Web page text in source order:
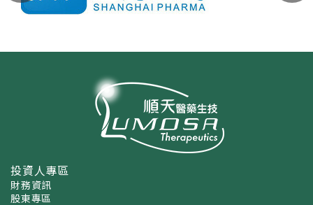
投資人專區
財務資訊
股東專區